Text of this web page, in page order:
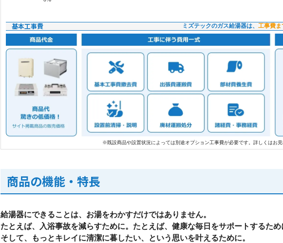
基本工事費 ミズテックのガス給湯器は、 工事費ま
※既設商品や設置状況によっては別途オプション工事費が必要です。詳しくはお見
商品の機能・特長
給湯器にできることは、お湯をわかすだけではありません。
たとえば、入浴事故を減らすために。たとえば、健康な毎日をサポートするため
そして、もっとキレイに清潔に暮したい、という思いを叶えるために。